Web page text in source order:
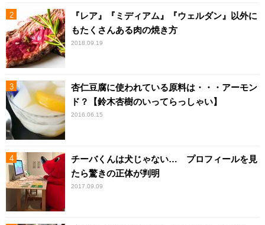
『レア』『ミディアム』『ウェルダン』以外に
もたくさんある肉の焼き方
2018.09.19
杏仁豆腐に使われている原料は・・・アーモン
ド？【鈴木杏樹のいってらっしゃい】
2016.06.15
チーバくんは犬じゃない… プロフィールを見
たら驚きの正体が判明
2017.09.09